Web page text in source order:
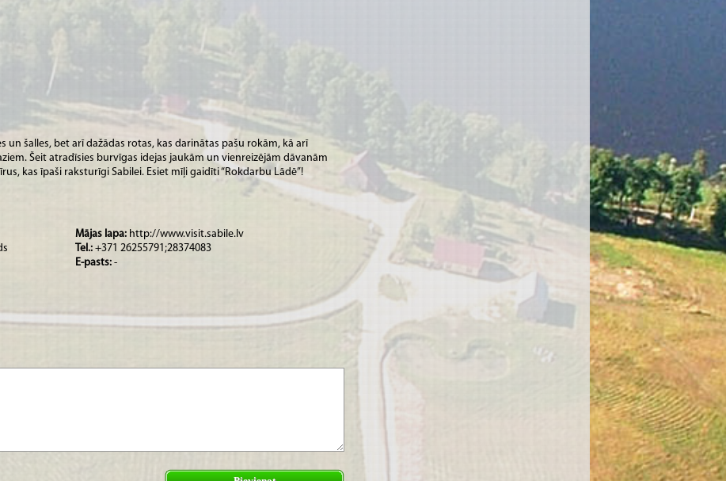
un šalles, bet arī dažādas rotas, kas darinātas pašu rokām, kā arī
Šeit atradīsies burvīgas idejas jaukām un vienreizējām dāvanām
kas īpaši raksturīgi Sabilei. Esiet mīļi gaidīti “Rokdarbu Lādē”!
Mājas lapa: http://www.visit.sabile.lv
Tel.: +371 26255791;28374083
E-pasts: -